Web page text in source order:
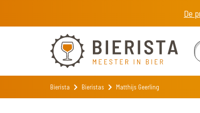
De
Bierista Bieristas Matthijs Geerling